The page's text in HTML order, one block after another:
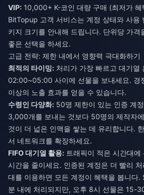
VIP: 10,000+ K-코인 대량 구매 (최저가 혜
BitTopup 고객 서비스는 계정 상태와 사용
키지 크기를 안내해 드립니다. 단위당 가격
좋은 선택을 하세요.
고급 전략: 제한 내에서 영향력 극대화하기
최적의 타이밍: 처리가 가장 빠르고 대기열
02:00~05:00 사이에 선물을 보내세요. 경
이상의 노출 효과를 얻을 수 있습니다.
수령인 다양화: 50명 제한이 있는 인증 계
3,000개를 보내는 것보다 50명의 제작자
것이 더 넓은 인맥을 쌓는 데 유리합니다.
서 네트워크를 확장하세요.
FIFO 대기열 활용: 트래픽이 적은 시간대에
시간을 줄이세요. 인증된 계정은 더 빨리
대를 이용하면 모든 계정이 혜택을 봅니다.
분 내에 처리되지만, 오후 8시 선물은 15-